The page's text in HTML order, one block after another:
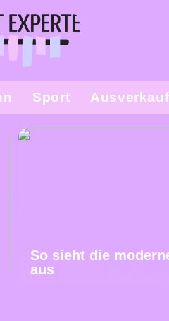
Sport Ausverkauf
So sieht die
aus